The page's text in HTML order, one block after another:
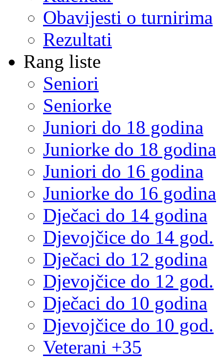
Obavijesti o turnirima
Rezultati
Rang liste
Seniori
Seniorke
Juniori do 18 godina
Juniorke do 18 godina
Juniori do 16 godina
Juniorke do 16 godina
Dječaci do 14 godina
Djevojčice do 14 god.
Dječaci do 12 godina
Djevojčice do 12 god.
Dječaci do 10 godina
Djevojčice do 10 god.
Veterani +35